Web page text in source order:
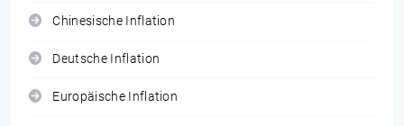
Chinesische Inflation
Deutsche Inflation
Europäische Inflation